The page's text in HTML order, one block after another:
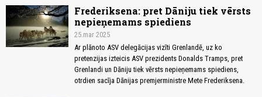
Frederiksena: pret Dāniju tiek vērsts
nepieņemams spiediens
25.mar 2025
Ar plānoto ASV delegācijas vizīti Grenlandē, uz ko
pretenzijas izteicis ASV prezidents Donalds Tramps, pret
Grenlandi un Dāniju tiek vērsts nepieņemams spiediens,
otrdien sacīja Dānijas premjerministre Mete Frederiksena.